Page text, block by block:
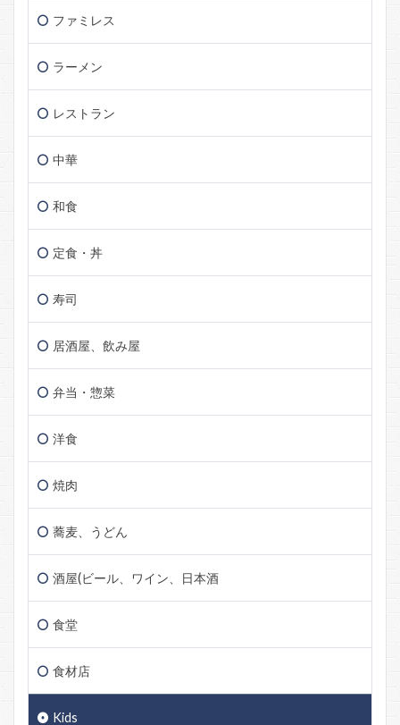
ファミレス
ラーメン
レストラン
中華
和食
定食・丼
寿司
居酒屋、飲み屋
弁当・惣菜
洋食
焼肉
蕎麦、うどん
酒屋(ビール、ワイン、日本酒
食堂
食材店
Kids